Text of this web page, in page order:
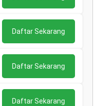
Daftar Sekarang
Daftar Sekarang
Daftar Sekarang